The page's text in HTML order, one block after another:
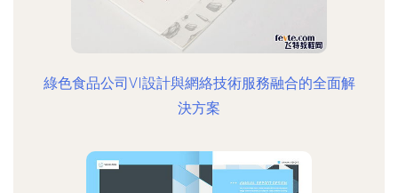
綠色食品公司VI設計與網絡技術服務融合的全面解
決方案